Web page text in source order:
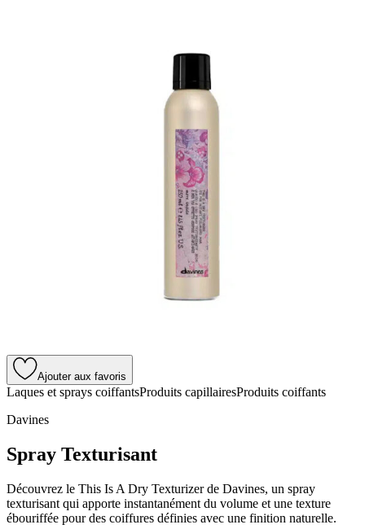
Ajouter aux favoris
Laques et sprays coiffantsProduits capillairesProduits coiffants
Davines
Spray Texturisant
Découvrez le This Is A Dry Texturizer de Davines, un spray
texturisant qui apporte instantanément du volume et une texture
ébouriffée pour des coiffures définies avec une finition naturelle.